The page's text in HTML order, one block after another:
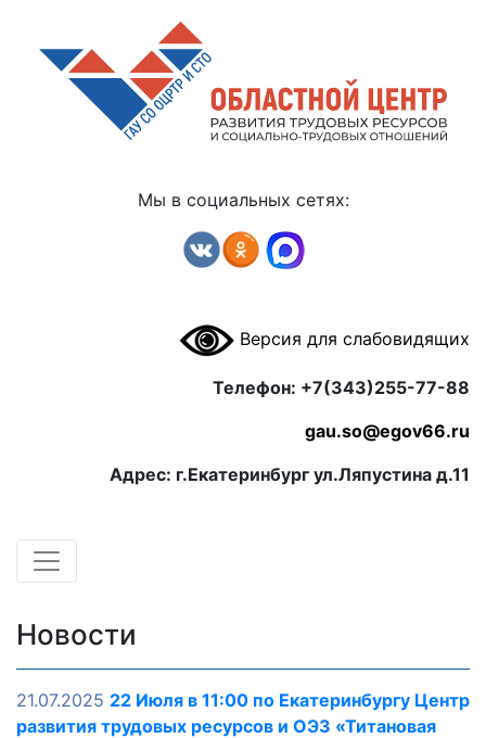
Мы в социальных сетях:
Версия для слабовидящих
Телефон: +7(343)255-77-88
gau.so@egov66.ru
Адрес: г.Екатеринбург ул.Ляпустина д.11
Новости
21.07.2025 22 Июля в 11:00 по Екатеринбургу Центр
развития трудовых ресурсов и ОЭЗ «Титановая